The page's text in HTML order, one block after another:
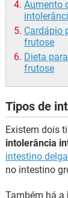
Aumento
Cardápio
frutose
Dieta
frutose
Tipos de
Existem dois
intolerância
intestino
no intestino
Também há a